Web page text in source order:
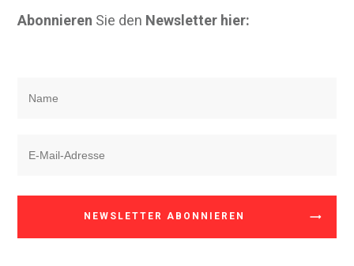
Abonnieren Sie den Newsletter hier:
NEWSLETTER ABONNIEREN